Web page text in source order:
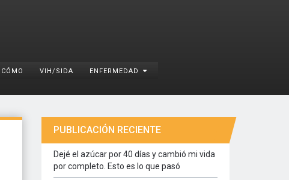
CÓMO VIH/SIDA ENFERMEDAD
PUBLICACIÓN RECIENTE
Dejé el azúcar por 40 días y cambió mi vida
por completo. Esto es lo que pasó